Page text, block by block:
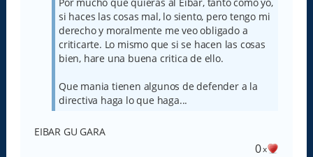
Por mucho que quieras al Eibar, tanto como yo,
si haces las cosas mal, lo siento, pero tengo mi
derecho y moralmente me veo obligado a
criticarte. Lo mismo que si se hacen las cosas
bien, hare una buena critica de ello.
Que mania tienen algunos de defender a la
directiva haga lo que haga...
EIBAR GU GARA
0x